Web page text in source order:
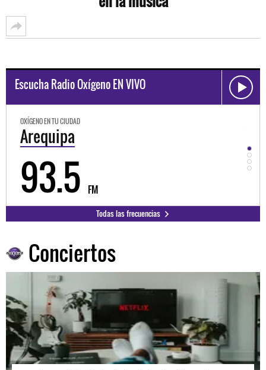
Escucha Radio Oxígeno EN VIVO
OXÍGENO EN TU CIUDAD
Trujillo
98.3
Todas las frecuencias
Conciertos